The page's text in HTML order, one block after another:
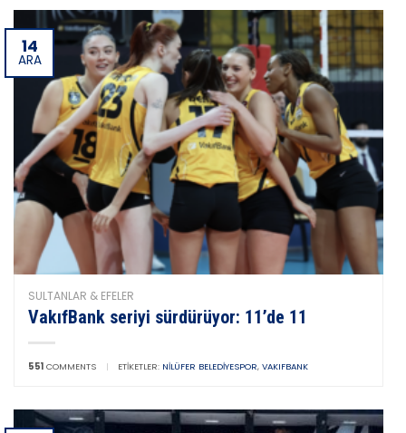
14
ARA
SULTANLAR & EFELER
VakıfBank seriyi sürdürüyor: 11’de 11
551 COMMENTS | ETIKETLER: NILÜFER BELEDIYESPOR, VAKIFBANK